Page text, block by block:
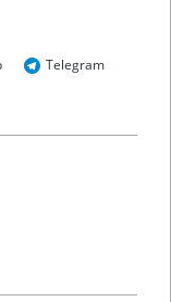
Telegram